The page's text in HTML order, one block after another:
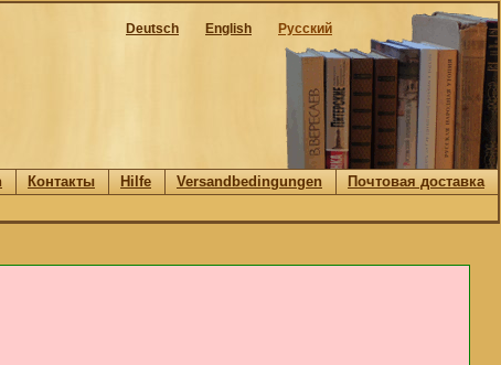
Русский
English
Deutsch
Контакты Hilfe Versandbedingungen Почтовая доставка